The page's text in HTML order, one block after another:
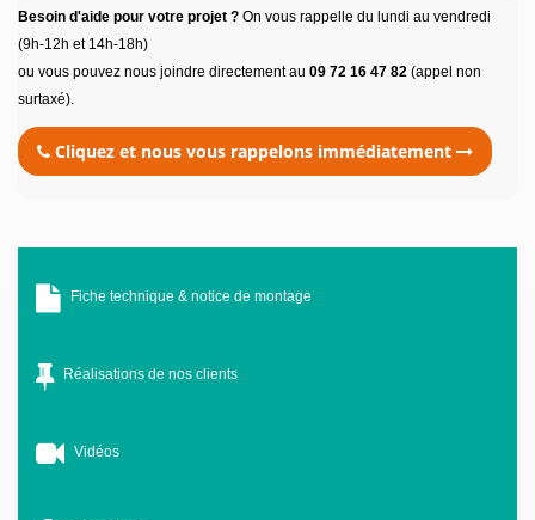
Besoin d'aide pour votre projet ? On vous rappelle du lundi au vendredi
(9h-12h et 14h-18h)
ou vous pouvez nous joindre directement au 09 72 16 47 82 (appel non
surtaxé).
Cliquez et nous vous rappelons immédiatement
Fiche technique & notice de montage
Réalisations de nos clients
Vidéos